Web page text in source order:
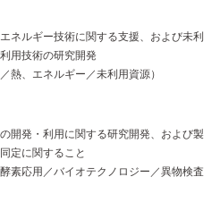
ネルギー技術に関する支援、および未利
用技術の研究開発
熱、エネルギー／未利用資源）
開発・利用に関する研究開発、および製
定に関すること
素応用／バイオテクノロジー／異物検査